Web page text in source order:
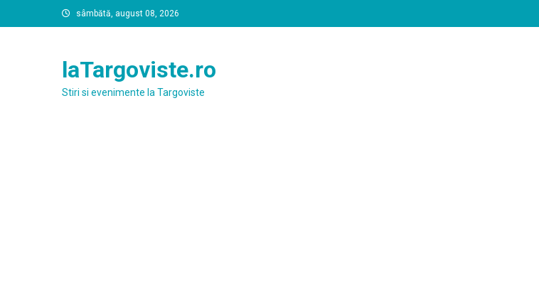
to
sâmbătă, august 08, 2026
laTargoviste.ro
Stiri si evenimente la Targoviste